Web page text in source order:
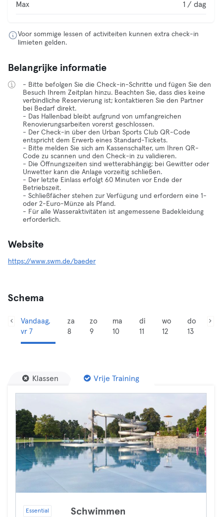
Max 1 / dag
Voor sommige lessen of activiteiten kunnen extra check-in
limieten gelden.
Belangrijke informatie
- Bitte befolgen Sie die Check-in-Schritte und fügen Sie den
Besuch Ihrem Zeitplan hinzu. Beachten Sie, dass dies keine
verbindliche Reservierung ist; kontaktieren Sie den Partner
bei Bedarf direkt.
- Das Hallenbad bleibt aufgrund von umfangreichen
Renovierungsarbeiten vorerst geschlossen.
- Der Check-in über den Urban Sports Club QR-Code
entspricht dem Erwerb eines Standard-Tickets.
- Bitte melden Sie sich am Kassenschalter, um Ihren QR-
Code zu scannen und den Check-in zu validieren.
- Die Öffnungszeiten sind wetterabhängig; bei Gewitter oder
Unwetter kann die Anlage vorzeitig schließen.
- Der letzte Einlass erfolgt 60 Minuten vor Ende der
Betriebszeit.
- Schließfächer stehen zur Verfügung und erfordern eine 1-
oder 2-Euro-Münze als Pfand.
- Für alle Wasseraktivitäten ist angemessene Badekleidung
erforderlich.
Website
https://www.swm.de/baeder
Schema
Vandaag,
vr 7
za
8
zo
9
ma
10
di
11
wo
12
do
13
Klassen Vrije Training
Essential Schwimmen